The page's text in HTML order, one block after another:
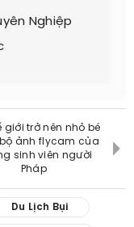
Nghiệp
giới trở nên nhỏ bé
ảnh flycam của
sinh viên người
Pháp
Du Lịch Bụi